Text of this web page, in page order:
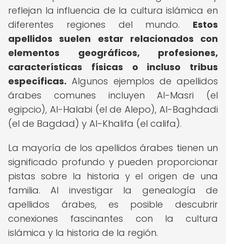
reflejan la influencia de la cultura islámica en
diferentes regiones del mundo. Estos
apellidos suelen estar relacionados con
elementos geográficos, profesiones,
características físicas o incluso tribus
específicas. Algunos ejemplos de apellidos
árabes comunes incluyen Al-Masri (el
egipcio), Al-Halabi (el de Alepo), Al-Baghdadi
(el de Bagdad) y Al-Khalifa (el califa).
La mayoría de los apellidos árabes tienen un
significado profundo y pueden proporcionar
pistas sobre la historia y el origen de una
familia. Al investigar la genealogía de
apellidos árabes, es posible descubrir
conexiones fascinantes con la cultura
islámica y la historia de la región.